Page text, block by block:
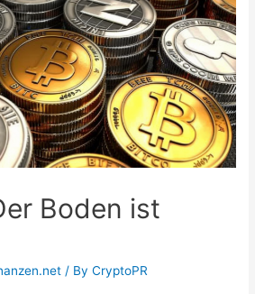
Boden ist
/ ByCryptoPR